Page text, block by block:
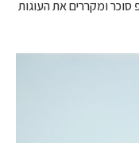
סוכר ומקררים את העוגות